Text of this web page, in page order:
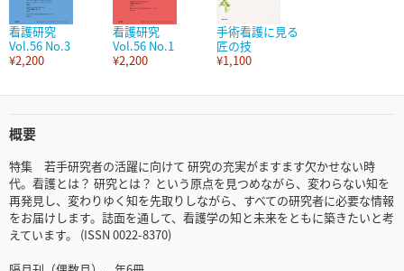
看護研究
Vol.56 No.3
¥2,200
看護研究
Vol.56 No.1
¥2,200
手術看護に見る
匠の技
¥1,100
概要
特集 若手研究者の活躍に向けて 研究の充実がますます欠かせない時
代。看護とは？ 研究とは？ という原点を見つめながら、変わらない知を
再発見し、変わりゆく知を先取りしながら、すべての研究者に必要な情報
をお届けします。誌面を通して、看護学の知と未来をともに築きたいと考
えています。 (ISSN 0022-8370)